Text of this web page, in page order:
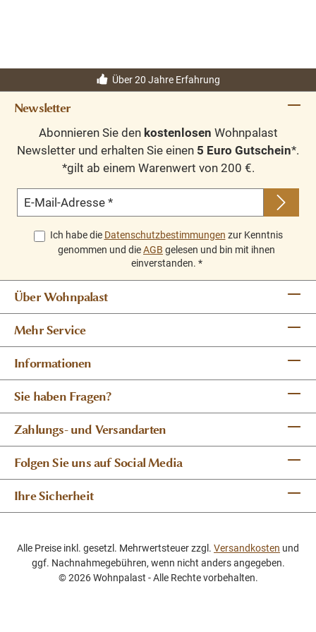
Über 20 Jahre Erfahrung
Newsletter
Abonnieren Sie den kostenlosen Wohnpalast
Newsletter und erhalten Sie einen 5 Euro Gutschein*.
*gilt ab einem Warenwert von 200 €.
E-Mail-Adresse *
Ich habe die Datenschutzbestimmungen zur Kenntnis
genommen und dieAGB gelesen und bin mit ihnen
einverstanden. *
Über Wohnpalast
Mehr Service
Informationen
Sie haben Fragen?
Zahlungs- und Versandarten
Folgen Sie uns auf Social Media
Ihre Sicherheit
Alle Preise inkl. gesetzl. Mehrwertsteuer zzgl. Versandkosten und
ggf. Nachnahmegebühren, wenn nicht anders angegeben.
© 2026 Wohnpalast - Alle Rechte vorbehalten.